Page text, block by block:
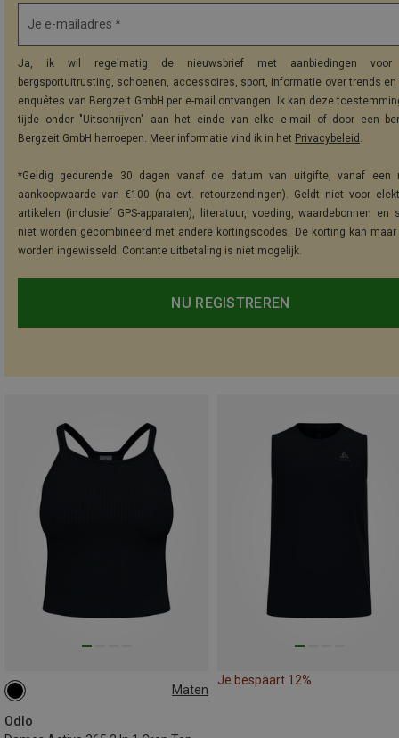
Je e-mailadres *
Ja, ik wil regelmatig de nieuwsbrief met aanbiedingen voor
bergsportuitrusting, schoenen, accessoires, sport, informatie over trends
enquêtes van Bergzeit GmbH per e-mail ontvangen. Ik kan deze
tijde onder "Uitschrijven" aan het einde van elke e-mail of door een
Bergzeit GmbH herroepen. Meer informatie vind ik in het Privacybeleid .
*Geldig gedurende 30 dagen vanaf de datum van uitgifte, vanaf een
aankoopwaarde van €100 (na evt. retourzendingen). Geldt niet voor
artikelen (inclusief GPS-apparaten), literatuur, voeding, waardebonnen en
niet worden gecombineerd met andere kortingscodes. De korting kan maar
worden ingewisseld. Contante uitbetaling is niet mogelijk.
NU REGISTREREN
Maten
Odlo
XS
Je bespaart 12%